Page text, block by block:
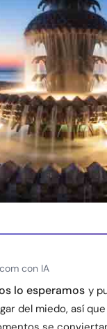
con IA
lo esperamos y
del miedo, así